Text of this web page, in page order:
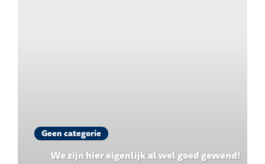
Geen categorie
We zijn hier eigenlijk al wel goed gewend!